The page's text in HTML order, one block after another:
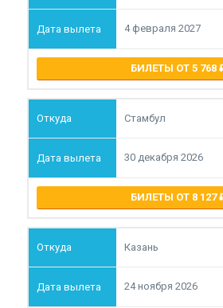
4 февраля 2027
БИЛЕТЫ ОТ 5 768
Стамбул
30 декабря 2026
БИЛЕТЫ ОТ 8 127
Казань
24 ноября 2026